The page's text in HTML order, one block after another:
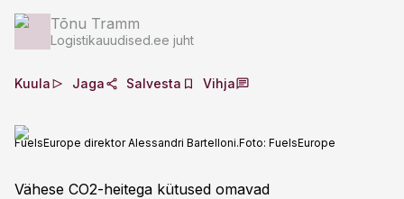
Tõnu Tramm
Logistikauudised.ee juht
Kuula Jaga Salvesta Vihja
FuelsEurope direktor Alessandri Bartelloni.Foto: FuelsEurope
Vähese CO2-heitega kütused omavad